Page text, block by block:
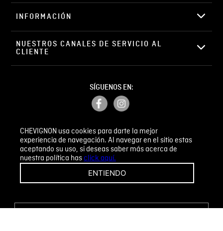
CHEVIGNON usa cookies para darte la mejor
experiencia de navegación. Al navegar en el sitio estas
aceptando su uso, si deseas saber más acerca de
nuestra política hasclick aquí.
ENTIENDO
ENVIAR COMENTARIO
INFORMACIÓN
NUESTROS CANALES DE SERVICIO AL
CLIENTE
SÍGUENOS EN:
PETICIONES, QUEJAS Y RECLAMOS
¡CAMBIOS Y DEVOLUCIONES FÁCILES!